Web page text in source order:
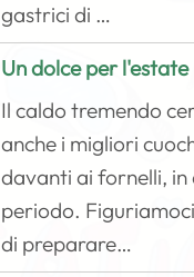
gastrici di …
Un dolce per l'estate
Il caldo tremendo
anche i migliori
davanti ai fornelli, in
periodo.
di preparare…